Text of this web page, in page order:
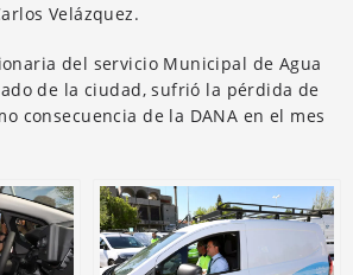
Velázquez.
del servicio Municipal de Agua
de la ciudad, sufrió la pérdida de
consecuencia de la DANA en el mes